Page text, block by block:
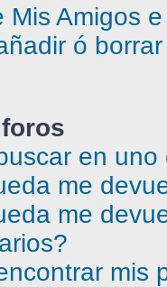
Mis Amigos
ó
en uno
me
me
mis